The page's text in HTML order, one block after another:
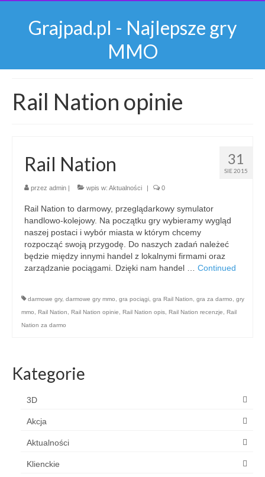
Grajpad.pl - Najlepsze gry
MMO
Rail Nation opinie
31
SIE 2015
Rail Nation
przez admin | wpis w: Aktualności | 0
Rail Nation to darmowy, przeglądarkowy symulator
handlowo-kolejowy. Na początku gry wybieramy wygląd
naszej postaci i wybór miasta w którym chcemy
rozpocząć swoją przygodę. Do naszych zadań należeć
będzie między innymi handel z lokalnymi firmami oraz
zarządzanie pociągami. Dzięki nam handel … Continued
darmowe gry, darmowe gry mmo gra pociągi gra Rail Nation gra za darmo
gry
mmo
Rail Nation Rail Nation opinie Rail Nation opis Rail Nation recenzje
Rail
Nation za darmo
Kategorie
3D
Akcja
Aktualności
Klienckie